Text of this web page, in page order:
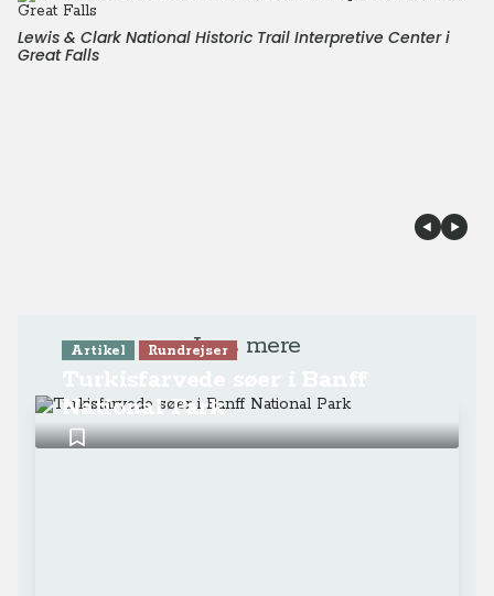
Lewis & Clark National Historic Trail Interpretive Center i
Great Falls
Læs mere
Artikel Rundrejser
National Park